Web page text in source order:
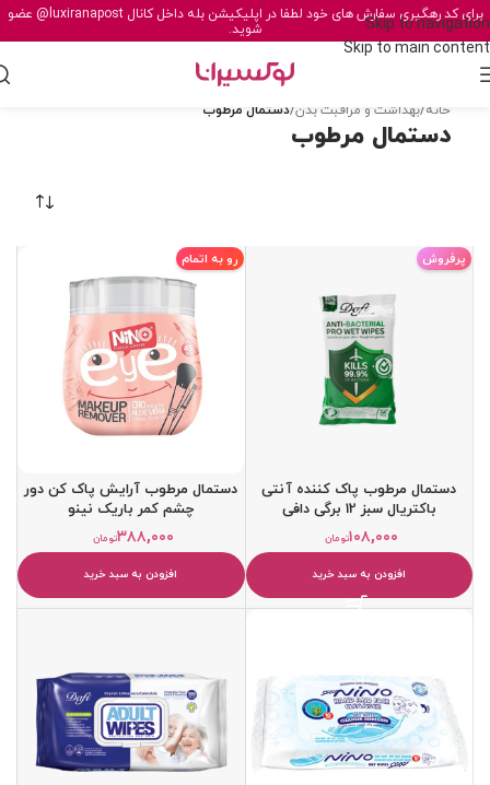
Skip to navigation
Skip to main content
برای کد رهگیری سفارش های خود لطفا در اپلیکیشن بله داخل کانال@luxiranapost عضو
شوید.
خانه/بهداشت و مراقبت بدن/دستمال مرطوب
دستمال مرطوب
پرفروش
دستمال مرطوب پاک کننده آنتی
باکتریال سبز 12 برگی دافی
تومان۱۰۸,۰۰۰
افزودن به سبد خرید
رو به اتمام
دستمال مرطوب آرايش پاک کن دور
چشم کمر باريک نینو
تومان۳۸۸,۰۰۰
افزودن به سبد خرید